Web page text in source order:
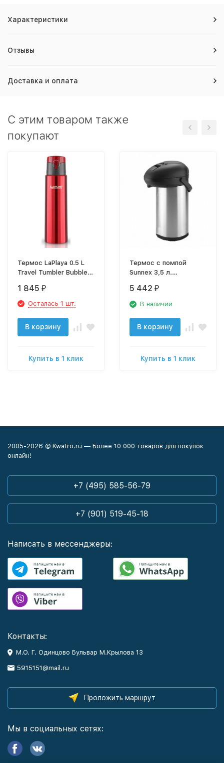
Характеристики
Отзывы
Доставка и оплата
C этим товаром также
покупают
Термос LaPlaya 0.5 L
Travel Tumbler Bubble
стали
1 845 ₽
Осталась 1 шт.
В корзину
Купить в 1 клик
Термос с помпой
Sunnex 3,5 л.
5 442 ₽
В наличии
В корзину
Купить в 1 клик
2005-2026 © Kwatro.ru — Более 10 000 товаров для покупок
онлайн!
+7 (495) 585-56-79
+7 (901) 519-45-18
Написать в мессенджеры:
Контакты:
М.О. Г. Одинцово Бульвар М.Крылова 13
5915151@mail.ru
Проложить маршрут
Мы в социальных сетях: